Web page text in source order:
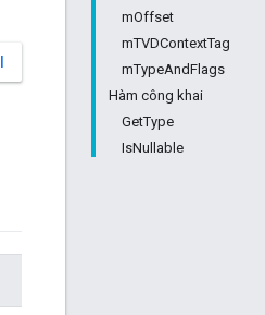
mOffset
mTVDContextTag
mTypeAndFlags
Hàm công khai
GetType
IsNullable